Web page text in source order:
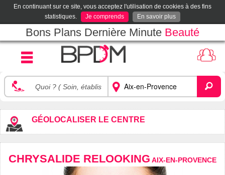
En continuant sur ce site, vous acceptez l'utilisation de cookies à des fins
statistiques.
Je comprends En savoir plus
Bons Plans Dernière Minute Beauté
GÉOLOCALISER LE CENTRE
CHRYSALIDE RELOOKING AIX-EN-PROVENCE